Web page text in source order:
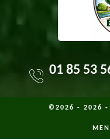
01 85 53
©2026 - 2026 -